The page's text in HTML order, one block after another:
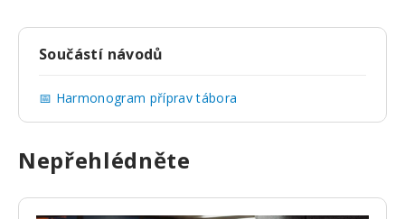
Součástí návodů
📅 Harmonogram příprav tábora
Nepřehlédněte